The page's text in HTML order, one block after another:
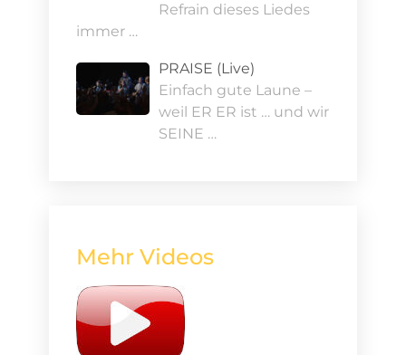
Refrain dieses Liedes
immer …
PRAISE (Live)
Einfach gute Laune –
weil ER ER ist … und wir
SEINE …
Mehr Videos